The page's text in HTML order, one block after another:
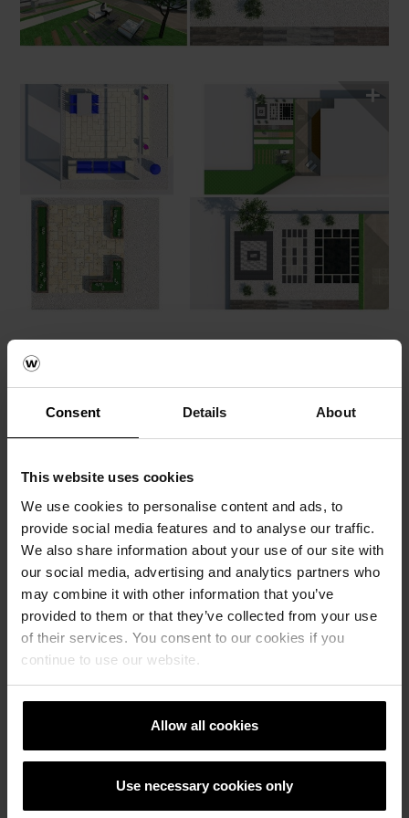
Consent Details About
This website uses cookies
We use cookies to personalise content and ads, to
provide social media features and to analyse our traffic.
We also share information about your use of our site with
our social media, advertising and analytics partners who
may combine it with other information that you’ve
provided to them or that they’ve collected from your use
of their services. You consent to our cookies if you
continue to use our website.
Allow all cookies
Use necessary cookies only
Crează o imagine
realistă a proiectului
tău
Serviciul de consultanță Design
Concept proiectare peisagistică– Serviciul de Consultanță
Design oferit de Semmelrock constă în realizarea unei
palete diversificate de amenajari exterioare, pentru
proiecte cu funcțiuni diverse: ansambluri rezidențiale,
sedii de birouri, grădini și piețe publice, clădiri industriale,
spații comerciale, etc.
Pentru livrarea unei variante pesonalizate de design a
grădinii așteptăm să ne contactezi și este recomandat să ne
transmiti o documentație minimă: plan de situație cu
zonele pietonale și carosabile aferente, releveu cotat,